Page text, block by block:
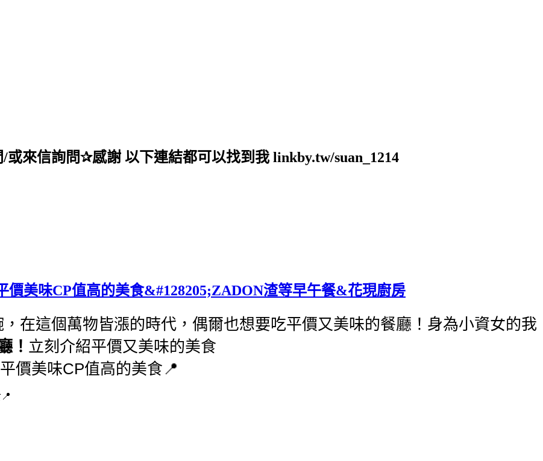
來信詢問✰感謝 以下連結都可以找到我 linkby.tw/suan_1214
價美味CP值高的美食&#128205;ZADON渣等早午餐&花現廚房
在這個萬物皆漲的時代，偶爾也想要吃平價又美味的餐廳！身為小資女的我
！ 立刻介紹平價又美味的美食